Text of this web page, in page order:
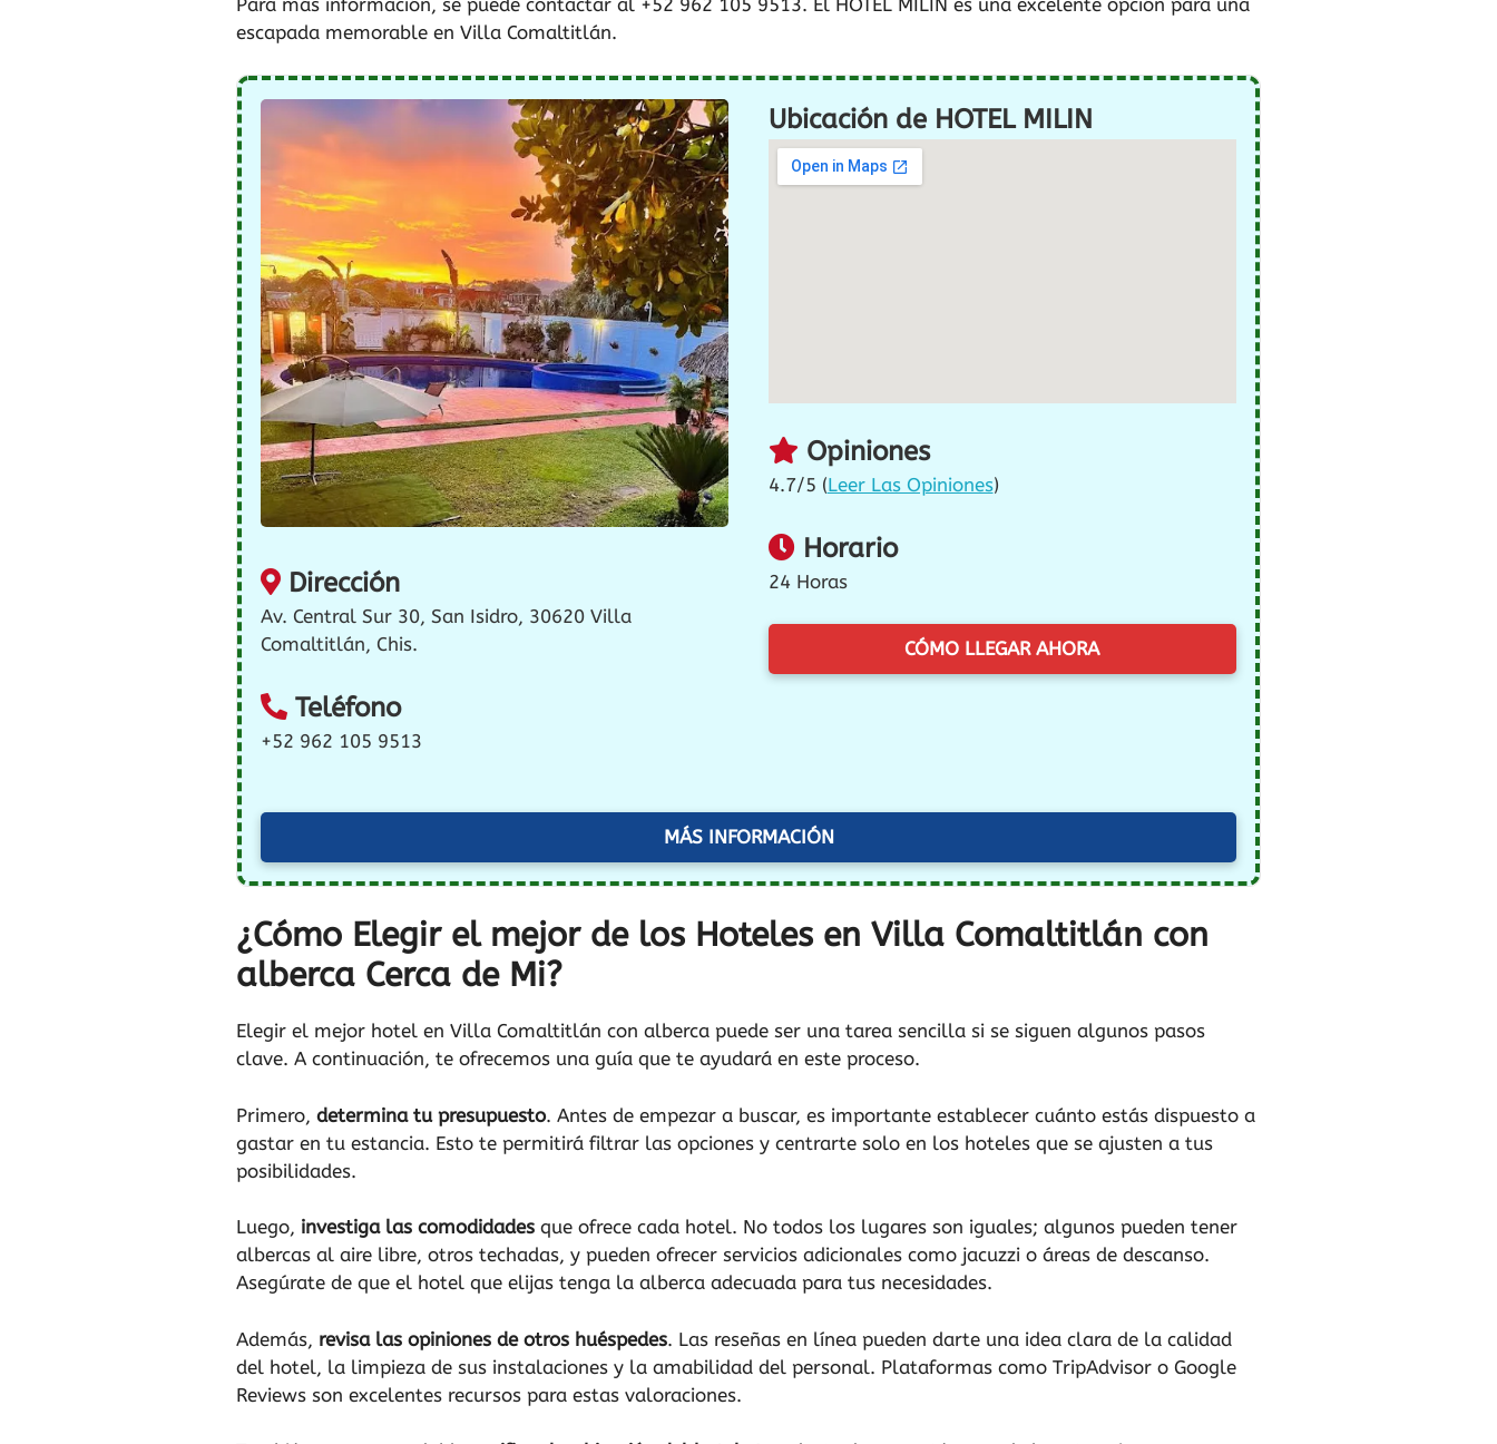
escapada memorable en Villa Comaltitlán.
Dirección
Av. Central Sur 30, San Isidro, 30620 Villa
Comaltitlán, Chis.
Teléfono
+52 962 105 9513
Ubicación de HOTEL MILIN
Opiniones
4.7/5 (Leer Las Opiniones)
Horario
24 Horas
CÓMO LLEGAR AHORA
MÁS INFORMACIÓN
¿Cómo Elegir el mejor de los Hoteles en Villa Comaltitlán con
alberca Cerca de Mi?
Elegir el mejor hotel en Villa Comaltitlán con alberca puede ser una tarea sencilla si se siguen algunos pasos
clave. A continuación, te ofrecemos una guía que te ayudará en este proceso.
Primero, determina tu presupuesto. Antes de empezar a buscar, es importante establecer cuánto estás dispuesto a
gastar en tu estancia. Esto te permitirá filtrar las opciones y centrarte solo en los hoteles que se ajusten a tus
posibilidades.
Luego, investiga las comodidades que ofrece cada hotel. No todos los lugares son iguales; algunos pueden tener
albercas al aire libre, otros techadas, y pueden ofrecer servicios adicionales como jacuzzi o áreas de descanso.
Asegúrate de que el hotel que elijas tenga la alberca adecuada para tus necesidades.
Además, revisa las opiniones de otros huéspedes. Las reseñas en línea pueden darte una idea clara de la calidad
del hotel, la limpieza de sus instalaciones y la amabilidad del personal. Plataformas como TripAdvisor o Google
Reviews son excelentes recursos para estas valoraciones.